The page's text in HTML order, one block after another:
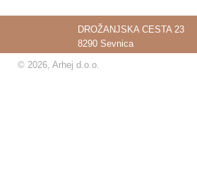
DROŽANJSKA CESTA 23
8290 Sevnica
© 2026, Arhej d.o.o.